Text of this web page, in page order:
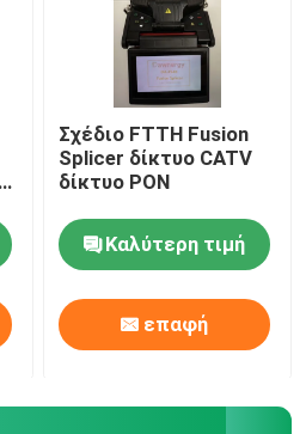
Σχέδιο FTTH Fusion
Splicer δίκτυο CATV
δίκτυο PON
Καλύτερη τιμή
επαφή